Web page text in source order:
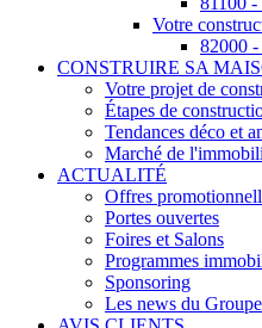
Votre
82000
CONSTRUIRE SA
Votre projet de
Étapes de
Tendances déco et
Marché de
ACTUALITÉ
Offres
Portes ouvertes
Foires et Salons
Programmes
Sponsoring
Les news du